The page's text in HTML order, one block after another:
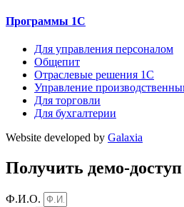
Программы 1С
Для управления персоналом
Общепит
Отраслевые решения 1С
Управление
Для торговли
Для бухгалтерии
Website developed by Galaxia
Получить демо-доступ
Ф.И.О.